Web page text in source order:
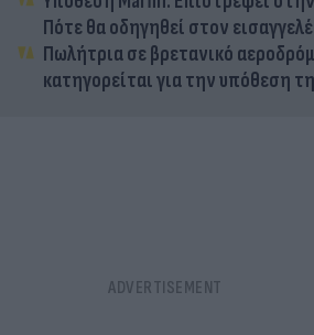
Πότε θα οδηγηθεί στον
Πωλήτρια σε βρετανικό
κατηγορείται για την υπόθεση